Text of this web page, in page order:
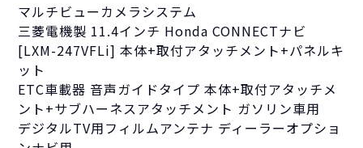
マルチビューカメラシステム
三菱電機製 11.4インチ Honda CONNECTナビ
[LXM-247VFLi] 本体+取付アタッチメント+パネルキ
ット
ETC車載器 音声ガイドタイプ 本体+取付アタッチメ
ント+サブハーネスアタッチメント ガソリン車用
デジタルTV用フィルムアンテナ ディーラーオプショ